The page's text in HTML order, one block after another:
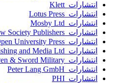
انتشارات Klett
انتشارات Lotus Press
انتشارات Mosby Ltd
انتشارات New Society Publishers
انتشارات Open University Press
انتشارات Pavilion Publishing and Media Ltd
انتشارات Pen & Sword Military
انتشارات Peter Lang GmbH
انتشارات PHI